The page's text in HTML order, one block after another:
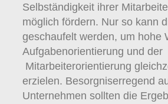
Selbständigkeit ihrer
möglich fördern. Nur so kann
geschaufelt werden, um hohe
Aufgabenorientierung und der
Mitarbeiterorientierung
erzielen. Besorgniserregend
Unternehmen sollten die